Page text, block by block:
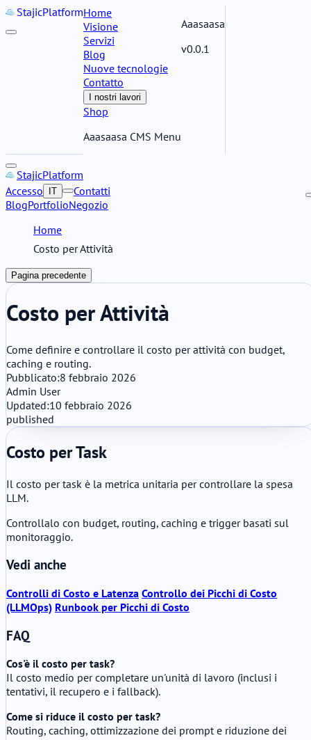
StajicPlatformHome
Visione
Servizi
Blog
Nuove tecnologie
Contatto
I nostri lavori
Shop
Aaasaasa CMS Menu
Aaasaasa
v0.0.1
StajicPlatform
BlogPortfolioNegozio
Accesso IT Contatti
Home
Costo per Attività
Pagina precedente
Costo per Attività
Come definire e controllare il costo per attività con budget,
caching e routing.
Pubblicato:8 febbraio 2026
Admin User
Updated:10 febbraio 2026
published
Costo per Task
Il costo per task è la metrica unitaria per controllare la spesa
LLM.
Controllalo con budget, routing, caching e trigger basati sul
monitoraggio.
Vedi anche
Controlli di Costo e Latenza Controllo dei Picchi di Costo
(LLMOps) Runbook per Picchi di Costo
FAQ
Cos'è il costo per task?
Il costo medio per completare un'unità di lavoro (inclusi i
tentativi, il recupero e i fallback).
Come si riduce il costo per task?
Routing, caching, ottimizzazione dei prompt e riduzione dei